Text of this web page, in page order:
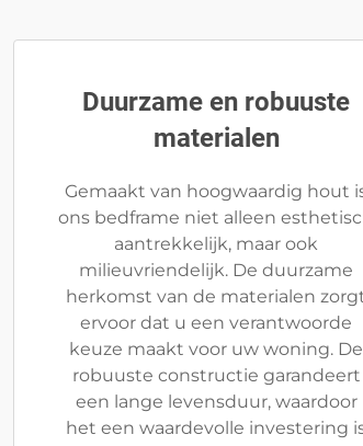
Duurzame en robuuste
materialen
Gemaakt van hoogwaardig hout
ons bedframe niet alleen
aantrekkelijk, maar ook
milieuvriendelijk. De duurzame
herkomst van de materialen
ervoor dat u een verantwoorde
keuze maakt voor uw woning. De
robuuste constructie garandeert
een lange levensduur, waardoor
het een waardevolle investering